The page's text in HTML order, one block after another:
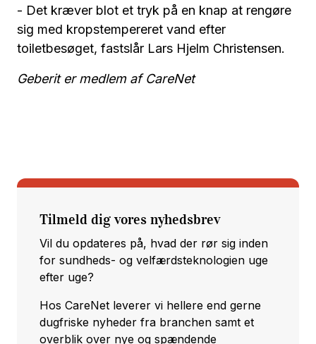
- Det kræver blot et tryk på en knap at rengøre
sig med kropstempereret vand efter
toiletbesøget, fastslår Lars Hjelm Christensen.
Geberit er medlem af CareNet
Tilmeld dig vores nyhedsbrev
Vil du opdateres på, hvad der rør sig inden
for sundheds- og velfærdsteknologien uge
efter uge?
Hos CareNet leverer vi hellere end gerne
dugfriske nyheder fra branchen samt et
overblik over nye og spændende